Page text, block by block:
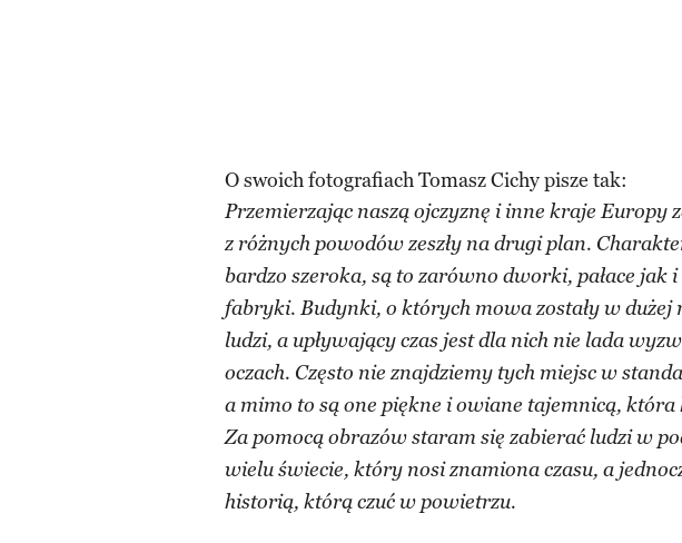
O swoich fotografiach Tomasz Cichy pisze tak:
Przemierzając naszą ojczyznę i inne kraje Europy
z różnych powodów zeszły na drugi plan.
bardzo szeroka, są to zarówno dworki, pałace jak
fabryki. Budynki, o których mowa zostały w dużej
ludzi, a upływający czas jest dla nich nie lada
oczach. Często nie znajdziemy tych miejsc w
a mimo to są one piękne i owiane tajemnicą, która
Za pomocą obrazów staram się zabierać ludzi w
wielu świecie, który nosi znamiona czasu, a
historią, którą czuć w powietrzu.